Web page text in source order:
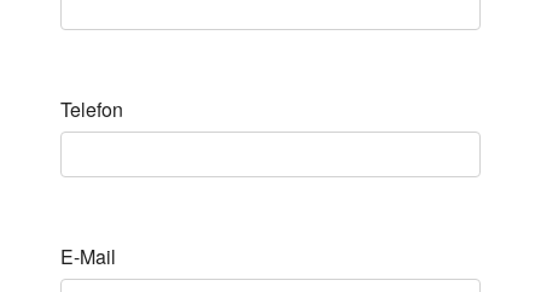
Telefon
E-Mail